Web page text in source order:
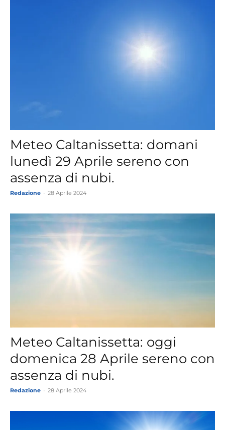
Meteo Caltanissetta: domani
lunedì 29 Aprile sereno con
assenza di nubi.
Redazione 28 Aprile 2024
Meteo Caltanissetta: oggi
domenica 28 Aprile sereno con
assenza di nubi.
Redazione 28 Aprile 2024